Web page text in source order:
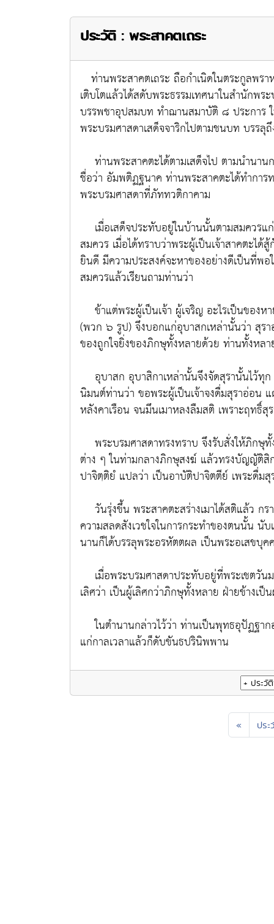
ประวัติ : พระสาคตเถระ
ท่านพระสาคตเถระ ถือกำเนิดในตระกูลพ
เติบโตแล้วได้สดับพระธรรมเทศนาในสำนักพร
บรรพชาอุปสมบท ทำฌานสมาบัติ ๘ ประการ
พระบรมศาสดาเสด็จจาริกไปตามชนบท บรร
ท่านพระสาคตะได้ตามเสด็จไป ตามนำนา
ชื่อว่า อัมพติฏฐนาค ท่านพระสาคตะได้ทำกา
พระบรมศาสดาที่ภัททวติกาคาม
เมื่อเสด็จประทับอยู่ในบ้านนั้นตามสมควรแ
สมควร เมื่อได้ทราบว่าพระผู้เป็นเจ้าสาคตะ
ยินดี มีความประสงค์จะหาของอย่างดีเป็นที่พ
สมควรแล้วเรียนถามท่านว่า
ข้าแต่พระผู้เป็นเจ้า ผู้เจริญ อะไรเป็นของ
(พวก ๖ รูป) จึงบอกแก่อุบาสกเหล่านั้นว่า สุร
ของถูกใจยิ่งของภิกษุทั้งหลายด้วย ท่านทั้งหลา
อุบาสก อุบาสิกาเหล่านั้นจึงจัดสุรานั้นไว้ทุ
นิมนต์ท่านว่า ขอพระผู้เป็นเจ้าจงดื่มสุราอ่อน
หลังคาเรือน จนมึนเมาหลงลืมสติ เพราะฤทธิ์สุ
พระบรมศาสดาทรงทราบ จึงรับสั่งให้ภิกษุ
ต่าง ๆ ในท่ามกลางภิกษุสงฆ์ แล้วทรงบัญญัติสิ
ปาจิตฺติยํ แปลว่า เป็นอาบัติปาจิตตีย์ เพระดื่มสุ
วันรุ่งขึ้น พระสาคตะสร่างเมาได้สติแล้ว ก
ความสลดสังเวชใจในการกระทำของตนนั้น
นานก็ได้บรรลุพระอรหัตตผล เป็นพระอเสขบุ
เมื่อพระบรมศาสดาประทับอยู่ที่พระเชตวัน
เลิศว่า เป็นผู้เลิศกว่าภิกษุทั้งหลาย ฝ่ายข้างเป็
ในตำนานกล่าวไว้ว่า ท่านเป็นพุทธอุปัฏฐา
แก่กาลเวลาแล้วก็ดับขันธปรินิพพาน
« ปร